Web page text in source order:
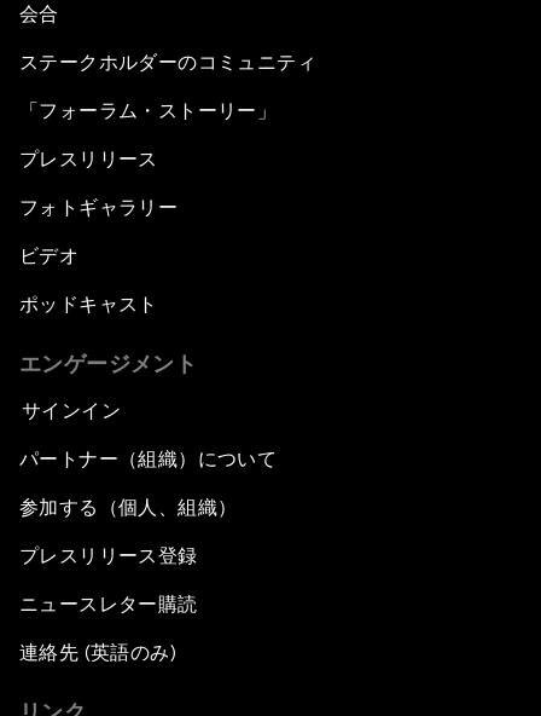
会合
ステークホルダーのコミュニティ
「フォーラム・ストーリー」
プレスリリース
フォトギャラリー
ビデオ
ポッドキャスト
エンゲージメント
サインイン
パートナー（組織）について
参加する（個人、組織）
プレスリリース登録
ニュースレター購読
連絡先 (英語のみ)